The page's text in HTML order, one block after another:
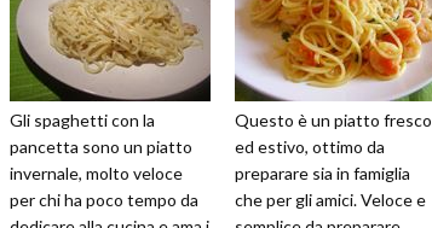
Gli spaghetti con la
pancetta sono un piatto
invernale, molto veloce
per chi ha poco tempo da
Questo è un piatto fresco
ed estivo, ottimo da
preparare sia in famiglia
che per gli amici. Veloce e